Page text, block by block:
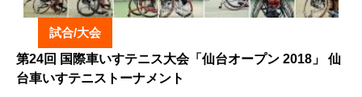
試合/大会
第24回 国際車いすテニス大会「仙台オープン 2018」 仙
台車いすテニストーナメント